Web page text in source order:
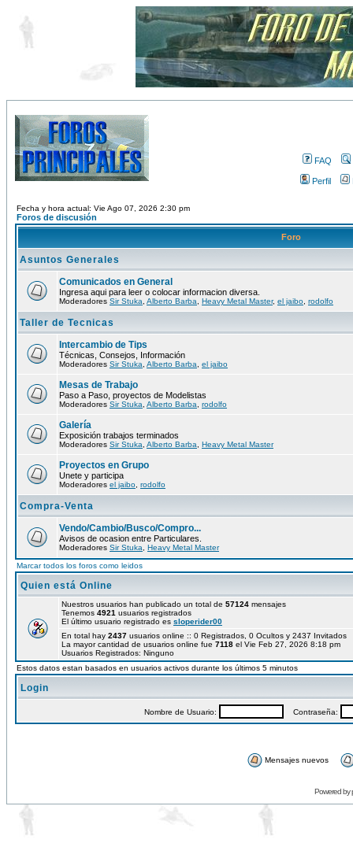
FAQ
Perfil
Fecha y hora actual: Vie Ago 07, 2026 2:30 pm
Foros de discusión
Foro
Asuntos Generales
Comunicados en General
Ingresa aqui para leer o colocar informacion diversa.
Moderadores Sir Stuka Alberto Barba Heavy Metal Master, el jaibo rodolfo
Taller de Tecnicas
Intercambio de Tips
Técnicas, Consejos, Información
Moderadores Sir Stuka Alberto Barba el jaibo
Mesas de Trabajo
Paso a Paso, proyectos de Modelistas
Moderadores Sir Stuka Alberto Barba rodolfo
Galería
Exposición trabajos terminados
Moderadores Sir Stuka Alberto Barba Heavy Metal Master
Proyectos en Grupo
Unete y participa
Moderadores el jaibo rodolfo
Compra-Venta
Vendo/Cambio/Busco/Compro...
Avisos de ocasion entre Particulares.
Moderadores Sir Stuka Heavy Metal Master
Marcar todos los foros como leidos
Quien está Online
Nuestros usuarios han publicado un total de 57124 mensajes
Tenemos 4921 usuarios registrados
El último usuario registrado es sloperider00
En total hay 2437 usuarios online :: 0 Registrados, 0 Ocultos y 2437
La mayor cantidad de usuarios online fue 7118 el Vie Feb 27, 2026 8:18 pm
Usuarios Registrados: Ninguno
Estos datos estan basados en usuarios activos durante los últimos 5 minutos
Login
Nombre de Usuario: Contraseña:
Mensajes nuevos
Powered by